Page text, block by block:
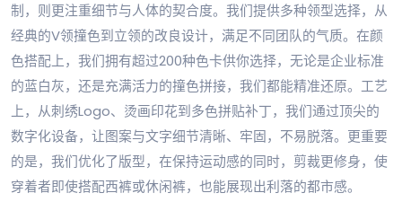
制，则更注重细节与人体的契合度。我们提供多种领型选择，从
经典的V领撞色到立领的改良设计，满足不同团队的气质。在颜
色搭配上，我们拥有超过200种色卡供你选择，无论是企业标准
的蓝白灰，还是充满活力的撞色拼接，我们都能精准还原。工艺
上，从刺绣Logo、烫画印花到多色拼贴补丁，我们通过顶尖的
数字化设备，让图案与文字细节清晰、牢固，不易脱落。更重要
的是，我们优化了版型，在保持运动感的同时，剪裁更修身，使
穿着者即使搭配西裤或休闲裤，也能展现出利落的都市感。